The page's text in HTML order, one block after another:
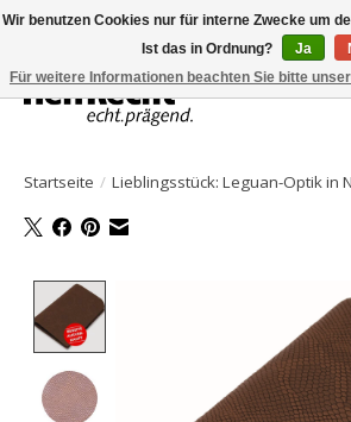
HelfRecht-Planer | Jahresaktualisierungen |
Startseite / Lieblingsstück: Leguan-Optik in
Product image slideshow
Wir benutzen Cookies nur für interne Zwecke um
Ist das in Ordnung?
Ja
Für weitere Informationen beachten Sie bitte